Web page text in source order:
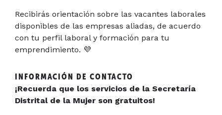
Recibirás orientación sobre las vacantes laborales
disponibles de las empresas aliadas, de acuerdo
con tu perfil laboral y formación para tu
emprendimiento. 💜
INFORMACIÓN DE CONTACTO
¡Recuerda que los servicios de la Secretaría
Distrital de la Mujer son gratuitos!